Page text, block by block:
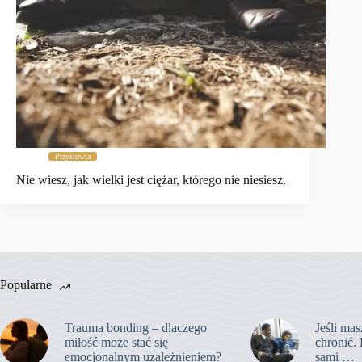
Przysłowia
Nie wiesz, jak wielki jest ciężar, którego nie niesiesz.
Popularne
Trauma bonding – dlaczego
miłość może stać się
emocjonalnym uzależnieniem?
Jeśli
chronić.
sami …